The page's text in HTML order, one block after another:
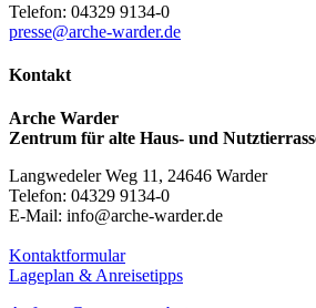
Telefon: 04329 9134-0
presse@arche-warder.de
Kontakt
Arche Warder
Zentrum für alte Haus- und
Langwedeler Weg 11, 24646 Warder
Telefon: 04329 9134-0
E-Mail: info@arche-warder.de
Kontaktformular
Lageplan & Anreisetipps